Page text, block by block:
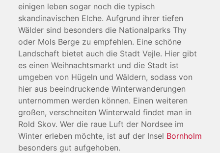
einigen leben sogar noch die typisch
skandinavischen Elche. Aufgrund ihrer tiefen
Wälder sind besonders die Nationalparks Thy
oder Mols Berge zu empfehlen. Eine schöne
Landschaft bietet auch die Stadt Vejle. Hier gibt
es einen Weihnachtsmarkt und die Stadt ist
umgeben von Hügeln und Wäldern, sodass von
hier aus beeindruckende Winterwanderungen
unternommen werden können. Einen weiteren
großen, verschneiten Winterwald findet man in
Rold Skov. Wer die raue Luft der Nordsee im
Winter erleben möchte, ist auf der Insel Bornholm
besonders gut aufgehoben.